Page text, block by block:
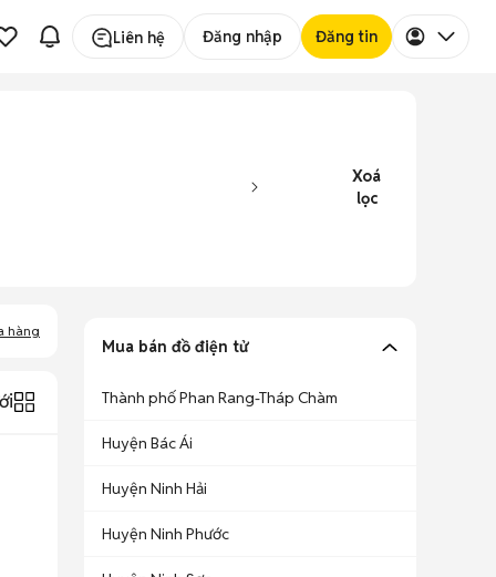
Liên hệ Đăng nhập Đăng tin
Xoá
lọc
hàng
Mua bán đồ điện tử
Thành phố Phan Rang-Tháp Chàm
Huyện Bác Ái
Huyện Ninh Hải
Huyện Ninh Phước